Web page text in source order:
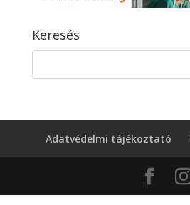
Keresés
Adatvédelmi tájékoztató